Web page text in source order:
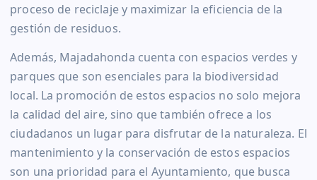
proceso de reciclaje y maximizar la eficiencia de la
gestión de residuos.
Además, Majadahonda cuenta con espacios verdes y
parques que son esenciales para la biodiversidad
local. La promoción de estos espacios no solo mejora
la calidad del aire, sino que también ofrece a los
ciudadanos un lugar para disfrutar de la naturaleza. El
mantenimiento y la conservación de estos espacios
son una prioridad para el Ayuntamiento, que busca